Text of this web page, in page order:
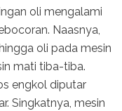
oli mengalami
Naasnya,
oli pada mesin
mati tiba-tiba.
engkol diputar
Singkatnya, mesin